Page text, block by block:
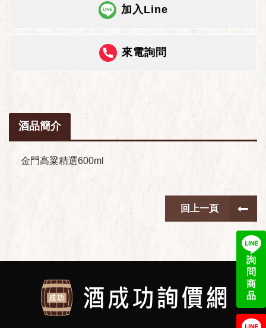
詢
問
商
品
加入Line
來電詢問
酒品簡介
金門高粱精選600ml
回上一頁